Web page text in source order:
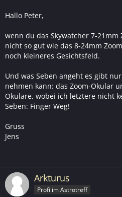
Hallo Peter,
wenn du das Skywatcher 7-
nicht so gut wie das 8-24mm
noch kleineres Gesichtsfeld.
Und was Seben angeht es gibt
nehmen kann: das Zoom-Okular
Okulare, wobei ich letztere nicht
Seben: Finger Weg!
Gruss
Jens
Arkturus
Profi im Astrotreff